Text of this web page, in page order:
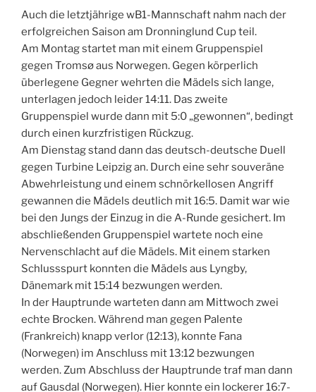
Auch die letztjährige wB1-Mannschaft nahm nach der
erfolgreichen Saison am Dronninglund Cup teil.
Am Montag startet man mit einem Gruppenspiel
gegen Tromsø aus Norwegen. Gegen körperlich
überlegene Gegner wehrten die Mädels sich lange,
unterlagen jedoch leider 14:11. Das zweite
Gruppenspiel wurde dann mit 5:0 „gewonnen“, bedingt
durch einen kurzfristigen Rückzug.
Am Dienstag stand dann das deutsch-deutsche Duell
gegen Turbine Leipzig an. Durch eine sehr souveräne
Abwehrleistung und einem schnörkellosen Angriff
gewannen die Mädels deutlich mit 16:5. Damit war wie
bei den Jungs der Einzug in die A-Runde gesichert. Im
abschließenden Gruppenspiel wartete noch eine
Nervenschlacht auf die Mädels. Mit einem starken
Schlussspurt konnten die Mädels aus Lyngby,
Dänemark mit 15:14 bezwungen werden.
In der Hauptrunde warteten dann am Mittwoch zwei
echte Brocken. Während man gegen Palente
(Frankreich) knapp verlor (12:13), konnte Fana
(Norwegen) im Anschluss mit 13:12 bezwungen
werden. Zum Abschluss der Hauptrunde traf man dann
auf Gausdal (Norwegen). Hier konnte ein lockerer 16:7-